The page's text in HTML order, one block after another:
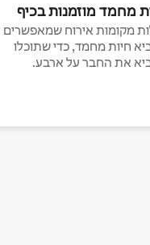
מחמד מוזמנות בכיף
מקומות אירוח שמאפשרים
חיות מחמד, כדי שתוכלו
את החבר על ארבע.